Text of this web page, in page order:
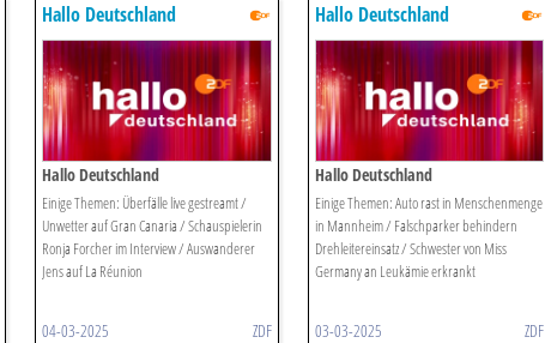
Hallo Deutschland
Hallo Deutschland
Einige Themen: Überfälle live gestreamt /
Unwetter auf Gran Canaria / Schauspielerin
Ronja Forcher im Interview / Auswanderer
Jens auf La Réunion
04-03-2025 ZDF
Hallo Deutschland
Hallo Deutschland
Einige Themen: Auto rast in Menschenmenge
in Mannheim / Falschparker behindern
Drehleitereinsatz / Schwester von Miss
Germany an Leukämie erkrankt
03-03-2025 ZDF